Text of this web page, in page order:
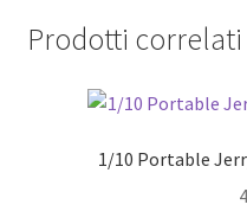
Prodotti correlati
1/10 Portable